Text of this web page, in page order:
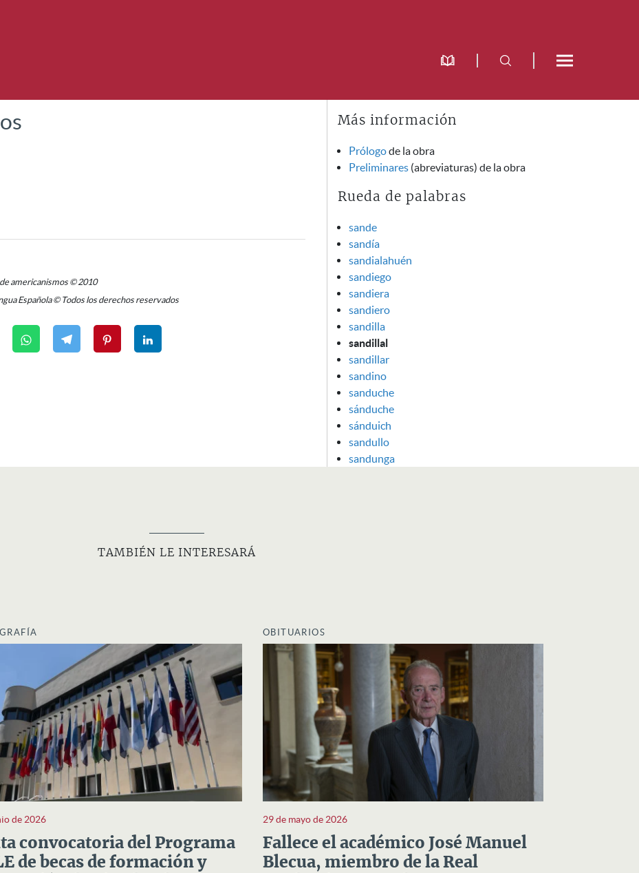
americanismos © 2010
Española © Todos los derechos reservados
Más información
Prólogode la obra
Preliminares (abreviaturas) de la obra
Rueda de palabras
sande
sandía
sandialahuén
sandiego
sandiera
sandiero
sandilla
sandillal
sandillar
sandino
sanduche
sánduche
sánduich
sandullo
sandunga
TAMBIÉN LE INTERESARÁ
de 2026
convocatoria del Programa
de becas de formación y
OBITUARIOS
29 de mayo de 2026
Fallece el académico José Manuel
Blecua, miembro de la Real